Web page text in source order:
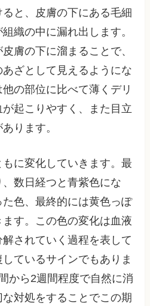
と、皮膚の下にある毛細
織の中に漏れ出します。
膚の下に溜まることで、
ざとして見えるようにな
の部位に比べて薄くデリ
起こりやすく、また目立
ります。
に変化していきます。最
数日経つと青紫色にな
色、最終的には黄色っぽ
す。この色の変化は血液
されていく過程を表して
ているサインでもありま
から2週間程度で自然に消
対処をすることでこの期